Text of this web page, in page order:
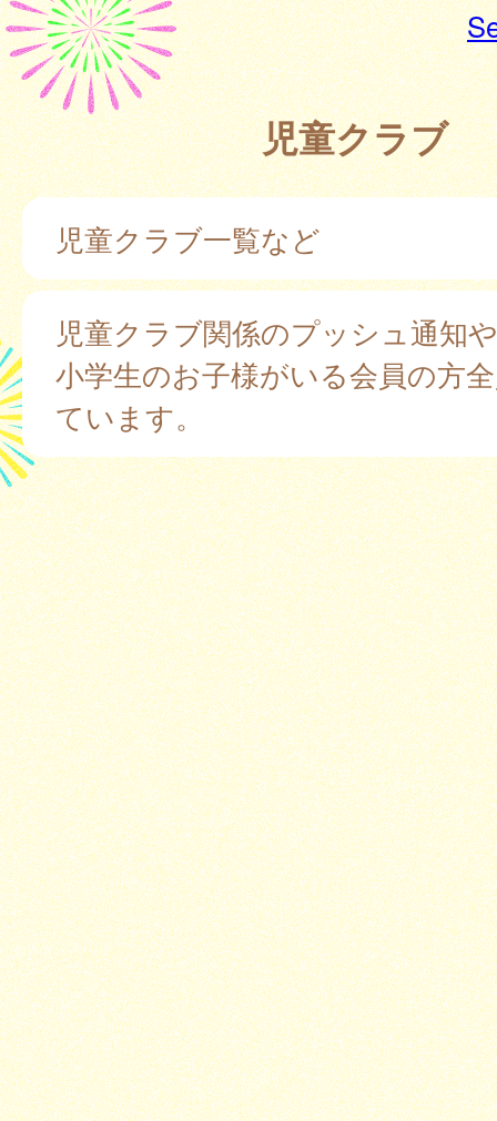
児童クラブ
児童クラブ一覧など
児童クラブ関係のプッシュ通知
小学生のお子様がいる会員の方
ています。